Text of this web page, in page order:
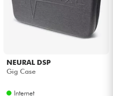
Marken an
NEURAL DSP
Gig Case
Internet